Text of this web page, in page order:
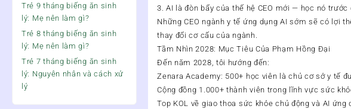
Trẻ 9 tháng biếng ăn sinh
lý: Mẹ nên làm gì?
Trẻ 8 tháng biếng ăn sinh
lý: Mẹ nên làm gì?
Trẻ 7 tháng biếng ăn sinh
lý: Nguyên nhân và cách xử
lý
3. AI là đòn bẩy của thế hệ CEO mới — học nó trước
Những CEO ngành y tế ứng dụng AI sớm sẽ có lợi
thay đổi cơ cấu của ngành.
Tầm Nhìn 2028: Mục Tiêu Của Phạm Hồng Đại
Đến năm 2028, tôi hướng đến:
Zenara Academy: 500+ học viên là chủ cơ sở y tế
Cộng đồng 1.000+ thành viên trong lĩnh vực sức
Top KOL về giao thoa sức khỏe chủ động và AI ứng